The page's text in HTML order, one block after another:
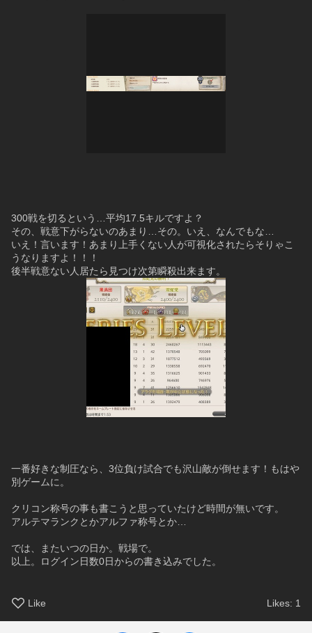
300戦を切るという…平均17.5キルですよ？
その、戦意下がらないのあまり…その。いえ、なんでもな…
いえ！言います！あまり上手くない人が可視化されたらそりゃこ
うなりますよ！！！
後半戦意ない人居たら見つけ次第瞬殺出来ます。
一番好きな制圧なら、3位負け試合でも沢山敵が倒せます！もはや
別ゲームに。
クリコン称号の事も書こうと思っていたけど時間が無いです。
アルテマランクとかアルファ称号とか…
では、またいつの日か。戦場で。
以上。ログイン日数0日からの書き込みでした。
Like Likes: 1